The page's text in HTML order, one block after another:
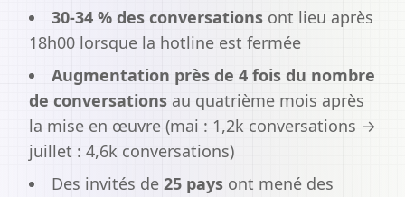
30-34 % des conversations ont lieu après
18h00 lorsque la hotline est fermée
Augmentation près de 4 fois du nombre
de conversations au quatrième mois après
la mise en œuvre (mai : 1,2k conversations →
juillet : 4,6k conversations)
Des invités de 25 pays ont mené des